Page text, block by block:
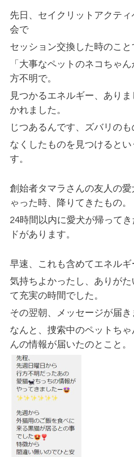
先日、セイクリットアクテ
会で
セッション交換した時のこと
「大事なペットのネコちゃ
方不明で。
見つかるエネルギー、あり
かれました。
じつあるんです、ズバリのも
なくしたものを見つけると
す。
創始者タマラさんの友人の
ゃった時、降りてきたもの。
24時間以内に愛犬が帰って
ドがあります。
早速、これも含めてエネルギ
気持ちよかったし、ありがた
て充実の時間でした。
その翌朝、メッセージが届き
なんと、捜索中のペットち
んの情報が届いたのとこと。